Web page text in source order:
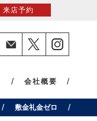
会社概要
敷金礼金ゼロ
来店予約